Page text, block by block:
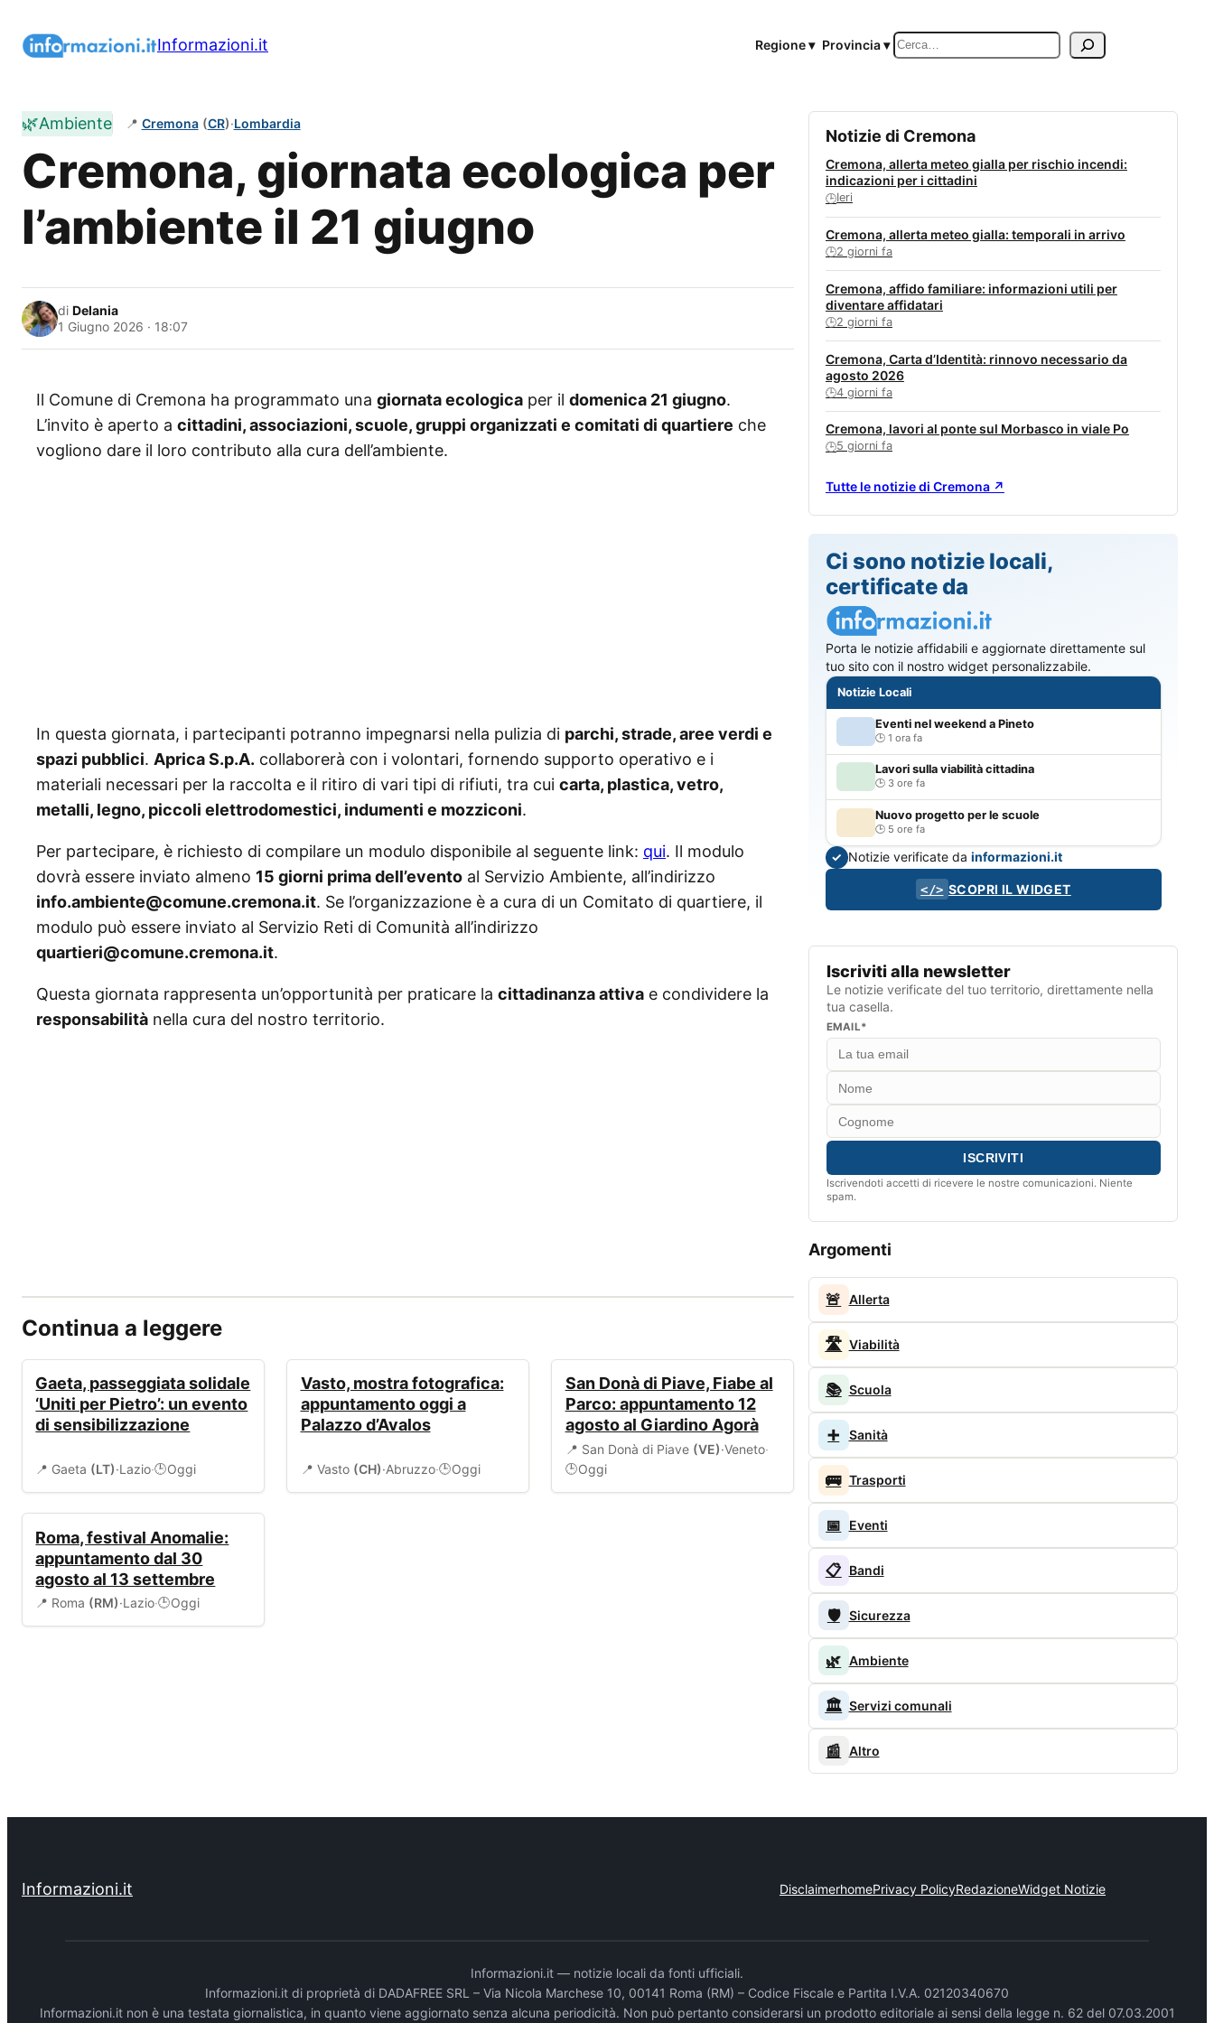
Informazioni.it Regione ▾ Provincia ▾ Cerca
🌿Ambiente 📍 Cremona (CR)·Lombardia
Cremona, giornata ecologica per
l’ambiente il 21 giugno
di Delania
1 Giugno 2026 · 18:07
Il Comune di Cremona ha programmato una giornata ecologica per il domenica 21 giugno.
L’invito è aperto a cittadini, associazioni, scuole, gruppi organizzati e comitati di quartiere che
vogliono dare il loro contributo alla cura dell’ambiente.
In questa giornata, i partecipanti potranno impegnarsi nella pulizia di parchi, strade, aree verdi e
spazi pubblici. Aprica S.p.A. collaborerà con i volontari, fornendo supporto operativo e i
materiali necessari per la raccolta e il ritiro di vari tipi di rifiuti, tra cui carta, plastica, vetro,
metalli, legno, piccoli elettrodomestici, indumenti e mozziconi.
Per partecipare, è richiesto di compilare un modulo disponibile al seguente link: qui. Il modulo
dovrà essere inviato almeno 15 giorni prima dell’evento al Servizio Ambiente, all’indirizzo
info.ambiente@comune.cremona.it. Se l’organizzazione è a cura di un Comitato di quartiere, il
modulo può essere inviato al Servizio Reti di Comunità all’indirizzo
quartieri@comune.cremona.it.
Questa giornata rappresenta un’opportunità per praticare la cittadinanza attiva e condividere la
responsabilità nella cura del nostro territorio.
Continua a leggere
Gaeta, passeggiata solidale
‘Uniti per Pietro’: un evento
di sensibilizzazione
📍 Gaeta (LT)·Lazio·🕒Oggi
Vasto, mostra fotografica:
appuntamento oggi a
Palazzo d’Avalos
📍 Vasto (CH)·Abruzzo·🕒Oggi
San Donà di Piave, Fiabe al
Parco: appuntamento 12
agosto al Giardino Agorà
📍 San Donà di Piave (VE)·Veneto·
🕒Oggi
Roma, festival Anomalie:
appuntamento dal 30
agosto al 13 settembre
📍 Roma (RM)·Lazio·🕒Oggi
Notizie di Cremona
Cremona, allerta meteo gialla per rischio incendi:
indicazioni per i cittadini
🕒Ieri
Cremona, allerta meteo gialla: temporali in arrivo
🕒2 giorni fa
Cremona, affido familiare: informazioni utili per
diventare affidatari
🕒2 giorni fa
Cremona, Carta d’Identità: rinnovo necessario da
agosto 2026
🕒4 giorni fa
Cremona, lavori al ponte sul Morbasco in viale Po
🕒5 giorni fa
Tutte le notizie di Cremona ↗
Ci sono notizie locali,
certificate da
Porta le notizie affidabili e aggiornate direttamente sul
tuo sito con il nostro widget personalizzabile.
Notizie Locali
Eventi nel weekend a Pineto
1 ora fa
Lavori sulla viabilità cittadina
3 ore fa
Nuovo progetto per le scuole
5 ore fa
✓ Notizie verificate da informazioni.it
</> SCOPRI IL WIDGET
Iscriviti alla newsletter
Le notizie verificate del tuo territorio, direttamente nella
tua casella.
EMAIL*
Iscrivendoti accetti di ricevere le nostre comunicazioni. Niente
spam.
Argomenti
🚨 Allerta
🛣️ Viabilità
📚 Scuola
➕ Sanità
🚌 Trasporti
📅 Eventi
📋 Bandi
🛡️ Sicurezza
🌿 Ambiente
🏛️ Servizi comunali
📰 Altro
Informazioni.it DisclaimerhomePrivacy PolicyRedazioneWidget Notizie
Informazioni.it — notizie locali da fonti ufficiali.
Informazioni.it di proprietà di DADAFREE SRL – Via Nicola Marchese 10, 00141 Roma (RM) – Codice Fiscale e Partita I.V.A. 02120340670
Informazioni.it non è una testata giornalistica, in quanto viene aggiornato senza alcuna periodicità. Non può pertanto considerarsi un prodotto editoriale ai sensi della legge n. 62 del 07.03.2001